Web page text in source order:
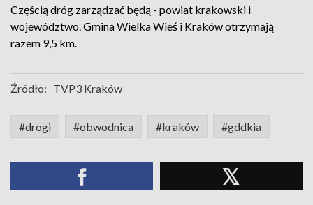
Częścią dróg zarządzać będą - powiat krakowski i
województwo. Gmina Wielka Wieś i Kraków otrzymają
razem 9,5 km.
Źródło: TVP3 Kraków
#drogi #obwodnica #kraków #gddkia